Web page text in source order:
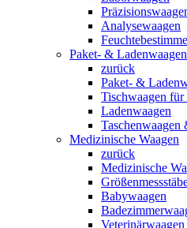
Analysewaagen
Paket- & Ladenwaagen
zurück
Paket- &
Tischwaagen für
Ladenwaagen
Taschenwaagen
Medizinische Waagen
zurück
Medizinische
Babywaagen
Veterinärwaagen